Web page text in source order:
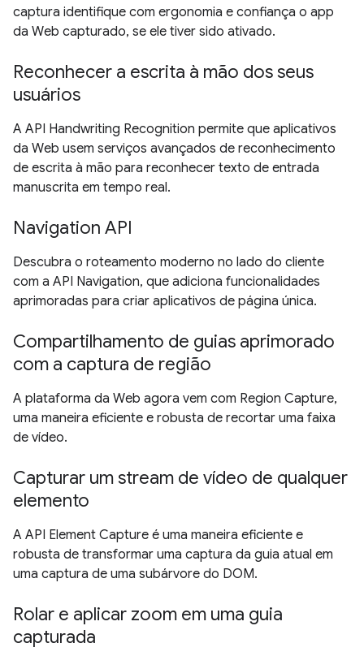
captura identifique com ergonomia e confiança o app
da Web capturado, se ele tiver sido ativado.
Reconhecer a escrita à mão dos seus
usuários
A API Handwriting Recognition permite que aplicativos
da Web usem serviços avançados de reconhecimento
de escrita à mão para reconhecer texto de entrada
manuscrita em tempo real.
Navigation API
Descubra o roteamento moderno no lado do cliente
com a API Navigation, que adiciona funcionalidades
aprimoradas para criar aplicativos de página única.
Compartilhamento de guias aprimorado
com a captura de região
A plataforma da Web agora vem com Region Capture,
uma maneira eficiente e robusta de recortar uma faixa
de vídeo.
Capturar um stream de vídeo de qualquer
elemento
A API Element Capture é uma maneira eficiente e
robusta de transformar uma captura da guia atual em
uma captura de uma subárvore do DOM.
Rolar e aplicar zoom em uma guia
capturada